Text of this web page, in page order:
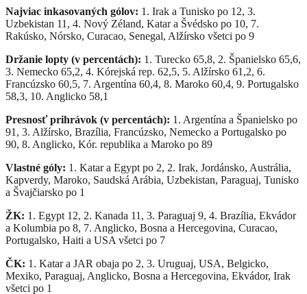
Najviac inkasovaných gólov: 1. Irak a Tunisko po 12, 3.
Uzbekistan 11, 4. Nový Zéland, Katar a Švédsko po 10, 7.
Rakúsko, Nórsko, Curacao, Senegal, Alžírsko všetci po 9
Držanie lopty (v percentách): 1. Turecko 65,8, 2. Španielsko 65,6,
3. Nemecko 65,2, 4. Kórejská rep. 62,5, 5. Alžírsko 61,2, 6.
Francúzsko 60,5, 7. Argentína 60,4, 8. Maroko 60,4, 9. Portugalsko
58,3, 10. Anglicko 58,1
Presnosť prihrávok (v percentách): 1. Argentína a Španielsko po
91, 3. Alžírsko, Brazília, Francúzsko, Nemecko a Portugalsko po
90, 8. Anglicko, Kór. republika a Maroko po 89
Vlastné góly: 1. Katar a Egypt po 2, 2. Irak, Jordánsko, Austrália,
Kapverdy, Maroko, Saudská Arábia, Uzbekistan, Paraguaj, Tunisko
a Švajčiarsko po 1
ŽK: 1. Egypt 12, 2. Kanada 11, 3. Paraguaj 9, 4. Brazília, Ekvádor
a Kolumbia po 8, 7. Anglicko, Bosna a Hercegovina, Curacao,
Portugalsko, Haiti a USA všetci po 7
ČK: 1. Katar a JAR obaja po 2, 3. Uruguaj, USA, Belgicko,
Mexiko, Paraguaj, Anglicko, Bosna a Hercegovina, Ekvádor, Irak
všetci po 1